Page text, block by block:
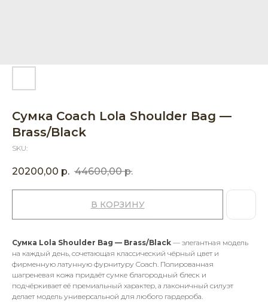
Сумка Coach Lola Shoulder Bag —
Brass/Black
SKU:
20200,00 р. 44600,00 р.
В КОРЗИНУ
Сумка Lola Shoulder Bag — Brass/Black — элегантная модель
на каждый день, сочетающая классический чёрный цвет и
фирменную латунную фурнитуру Coach. Полированная
шагреневая кожа придаёт сумке благородный блеск и
подчёркивает её премиальный характер, а лаконичный силуэт
делает модель универсальной для любого гардероба.